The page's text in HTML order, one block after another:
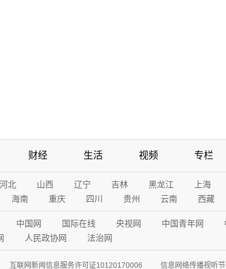
财经 生活 视频 专栏
河北 山西 辽宁 吉林 黑龙江
上海
海南 重庆 四川 贵州 云南 西藏
中国网 国际在线 央视网 中国青年网
人民政协网 法治网
互联网新闻信息服务许可证10120170006 信息网络传播视听